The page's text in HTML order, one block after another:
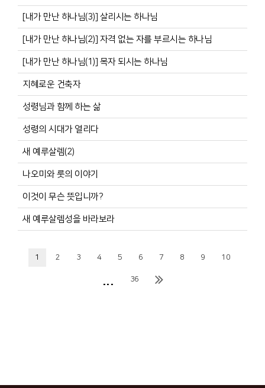
[내가 만난 하나님(3)] 살리시는 하나님
[내가 만난 하나님(2)] 자격 없는 자를 부르시는 하나님
[내가 만난 하나님(1)] 목자 되시는 하나님
지혜로운 건축자
성령님과 함께 하는 삶
성령의 시대가 열리다
새 예루살렘(2)
나오미와 룻의 이야기
이것이 무슨 뜻입니까?
새 예루살렘성을 바라보라
1 2 3 4 5 6 7 8 9 10
... 36